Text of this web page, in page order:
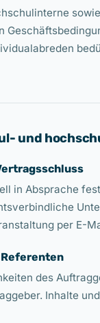
und
in Absprache
per E-
des
Inhalte